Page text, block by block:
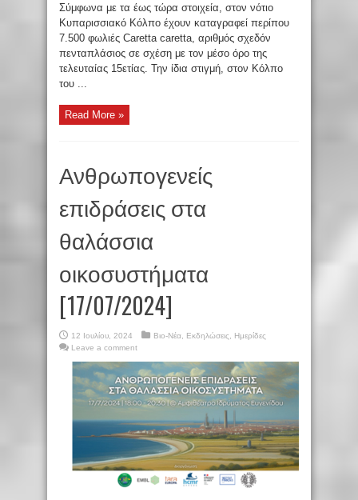
Σύμφωνα με τα έως τώρα στοιχεία, στον νότιο
Κυπαρισσιακό Κόλπο έχουν καταγραφεί περίπου
7.500 φωλιές Caretta caretta, αριθμός σχεδόν
πενταπλάσιος σε σχέση με τον μέσο όρο της
τελευταίας 15ετίας. Την ίδια στιγμή, στον Κόλπο
του ...
Read More »
Ανθρωπογενείς
επιδράσεις στα
θαλάσσια
οικοσυστήματα
[17/07/2024]
12 Ιουλίου, 2024 Βιο-Νέα Εκδηλώσεις
Ημερίδες
Leave a comment